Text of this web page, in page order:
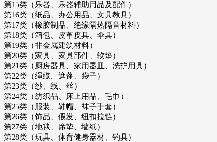
第15类（乐器、乐器辅助用品及配件）
第16类（纸品、办公用品、文具教具）
第17类（橡胶制品、绝缘隔热隔音材料）
第18类（箱包、皮革皮具、伞具）
第19类（非金属建筑材料）
第20类（家具、家具部件、软垫）
第21类（厨房器具、家用器皿、洗护用具）
第22类（绳缆、遮蓬、袋子）
第23类（纱、线、丝）
第24类（纺织品、床上用品、毛巾）
第25类（服装、鞋帽、袜子手套）
第26类（饰品、假发、纽扣拉链）
第27类（地毯、席垫、墙纸）
第28类（玩具、体育健身器材、钓具）